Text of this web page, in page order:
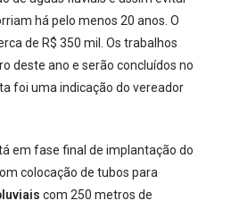
há pelo menos 20 anos. O
de R$ 350 mil. Os trabalhos
deste ano e serão concluídos no
foi uma indicação do vereador
em fase final de implantação do
colocação de tubos para
com 250 metros de